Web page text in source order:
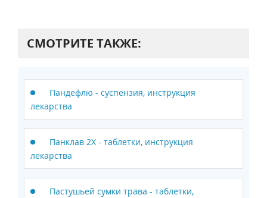
СМОТРИТЕ ТАКЖЕ:
Пандефлю - суспензия, инструкция
лекарства
Панклав 2Х - таблетки, инструкция
лекарства
Пастушьей сумки трава - таблетки,